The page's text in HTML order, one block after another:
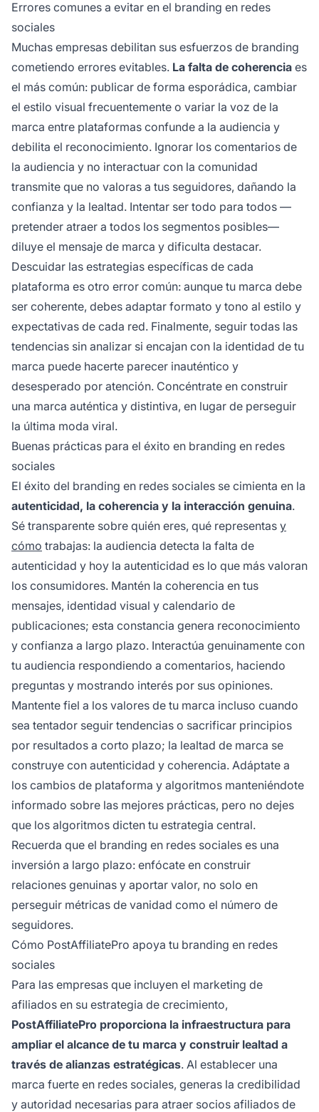
Errores comunes a evitar en el branding en redes
sociales
Muchas empresas debilitan sus esfuerzos de branding
cometiendo errores evitables. La falta de coherencia es
el más común: publicar de forma esporádica, cambiar
el estilo visual frecuentemente o variar la voz de la
marca entre plataformas confunde a la audiencia y
debilita el reconocimiento. Ignorar los comentarios de
la audiencia y no interactuar con la comunidad
transmite que no valoras a tus seguidores, dañando la
confianza y la lealtad. Intentar ser todo para todos —
pretender atraer a todos los segmentos posibles—
diluye el mensaje de marca y dificulta destacar.
Descuidar las estrategias específicas de cada
plataforma es otro error común: aunque tu marca debe
ser coherente, debes adaptar formato y tono al estilo y
expectativas de cada red. Finalmente, seguir todas las
tendencias sin analizar si encajan con la identidad de tu
marca puede hacerte parecer inauténtico y
desesperado por atención. Concéntrate en construir
una marca auténtica y distintiva, en lugar de perseguir
la última moda viral.
Buenas prácticas para el éxito en branding en redes
sociales
El éxito del branding en redes sociales se cimienta en la
autenticidad, la coherencia y la interacción genuina.
Sé transparente sobre quién eres, qué representas y
cómo trabajas: la audiencia detecta la falta de
autenticidad y hoy la autenticidad es lo que más valoran
los consumidores. Mantén la coherencia en tus
mensajes, identidad visual y calendario de
publicaciones; esta constancia genera reconocimiento
y confianza a largo plazo. Interactúa genuinamente con
tu audiencia respondiendo a comentarios, haciendo
preguntas y mostrando interés por sus opiniones.
Mantente fiel a los valores de tu marca incluso cuando
sea tentador seguir tendencias o sacrificar principios
por resultados a corto plazo; la lealtad de marca se
construye con autenticidad y coherencia. Adáptate a
los cambios de plataforma y algoritmos manteniéndote
informado sobre las mejores prácticas, pero no dejes
que los algoritmos dicten tu estrategia central.
Recuerda que el branding en redes sociales es una
inversión a largo plazo: enfócate en construir
relaciones genuinas y aportar valor, no solo en
perseguir métricas de vanidad como el número de
seguidores.
Cómo PostAffiliatePro apoya tu branding en redes
sociales
Para las empresas que incluyen el marketing de
afiliados en su estrategia de crecimiento,
PostAffiliatePro proporciona la infraestructura para
ampliar el alcance de tu marca y construir lealtad a
través de alianzas estratégicas. Al establecer una
marca fuerte en redes sociales, generas la credibilidad
y autoridad necesarias para atraer socios afiliados de